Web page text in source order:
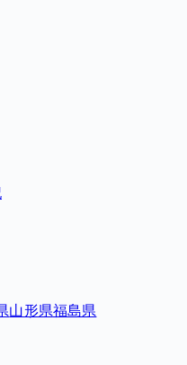
山形県福島県